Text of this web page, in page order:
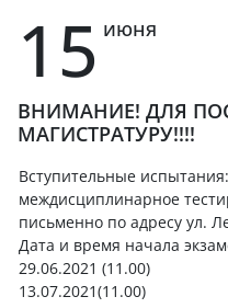
15 июня
ВНИМАНИЕ! ДЛЯ
МАГИСТРАТУРУ!!!!
Вступительные испытания:
междисциплинарное
письменно по адресу ул.
Дата и время начала
29.06.2021 (11.00)
13.07.2021(11.00)